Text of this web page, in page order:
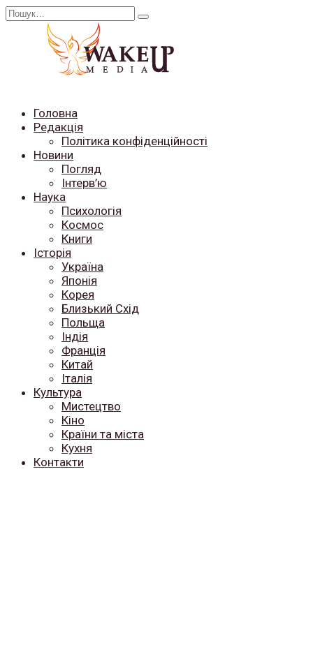
Перейти
Search
Головна
Редакція
Політика конфіденційності
Новини
Погляд
Інтерв’ю
Наука
Психологія
Космос
Книги
Історія
Україна
Японія
Корея
Близький Схід
Польща
Індія
Франція
Китай
Італія
Культура
Мистецтво
Кіно
Країни та міста
Кухня
Контакти